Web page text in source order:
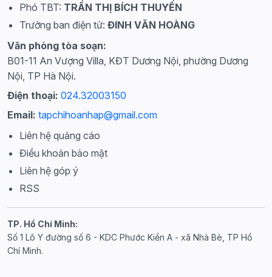
Phó TBT: TRẦN THỊ BÍCH THUYẾN
Trưởng ban điện tử: ĐINH VĂN HOÀNG
Văn phòng tòa soạn:
B01-11 An Vượng Villa, KĐT Dương Nội, phường Dương
Nội, TP Hà Nội.
Điện thoại: 024.32003150
Email: tapchihoanhap@gmail.com
Liên hệ quảng cáo
Điều khoản bảo mật
Liên hệ góp ý
RSS
TP. Hồ Chí Minh:
Số 1 Lô Y đường số 6 - KDC Phước Kiển A - xã Nhà Bè, TP Hồ
Chí Minh.